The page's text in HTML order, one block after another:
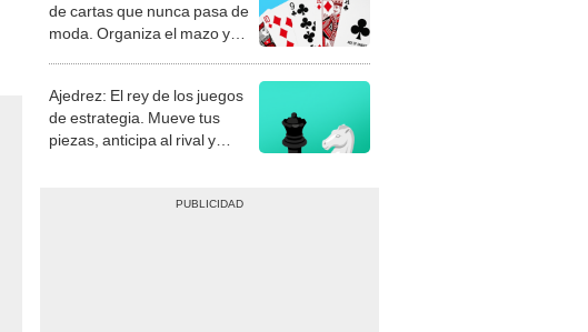
de cartas que nunca pasa de
moda. Organiza el mazo y
Ajedrez: El rey de los juegos
de estrategia. Mueve tus
piezas, anticipa al rival y